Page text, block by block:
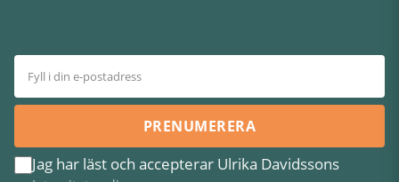
PRENUMERERA
Jag har läst och accepterar Ulrika Davidssons